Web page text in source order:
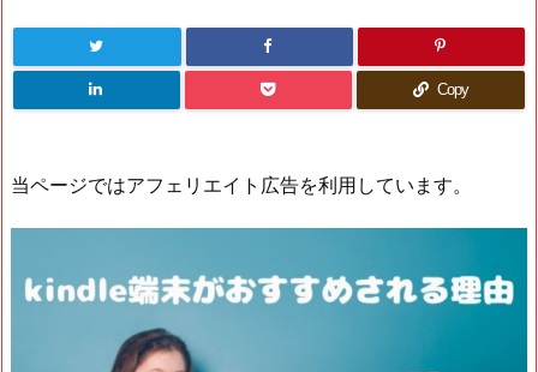
Copy
当ページではアフェリエイト広告を利用しています。